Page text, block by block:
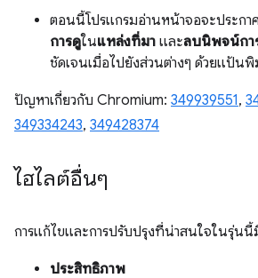
ตอนนี้โปรแกรมอ่านหน้าจอจะประกา
การดูในแหล่งที่มา และลบนิพจน์กา
ชัดเจนเมื่อไปยังส่วนต่างๆ ด้วยแป้น
ปัญหาเกี่ยวกับ Chromium: 349939551,
349334243, 349428374
ไฮไลต์อื่นๆ
การแก้ไขและการปรับปรุงที่น่าสนใจในรุ่น
ประสิทธิภาพ